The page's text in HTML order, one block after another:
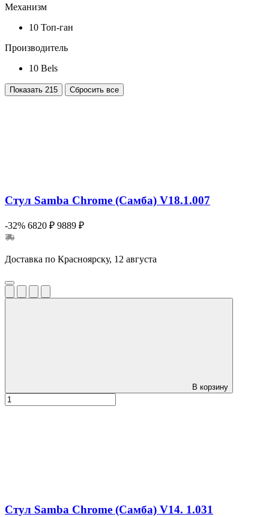
Механизм
10 Топ-ган
Производитель
10 Bels
Показать 215 Сбросить все
Стул Samba Chrome (Самба) V18.1.007
-32% 6820 ₽ 9889 ₽
Доставка по Красноярску, 12 августа
В корзину
Стул Samba Chrome (Самба) V14. 1.031